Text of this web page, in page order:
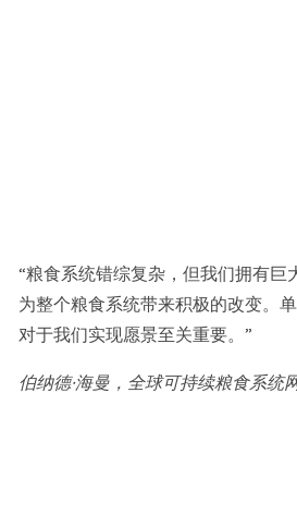
“粮食系统错综复杂，但我们拥有
为整个粮食系统带来积极的改变。
对于我们实现愿景至关重要。”
伯纳德·海曼，全球可持续粮食系统